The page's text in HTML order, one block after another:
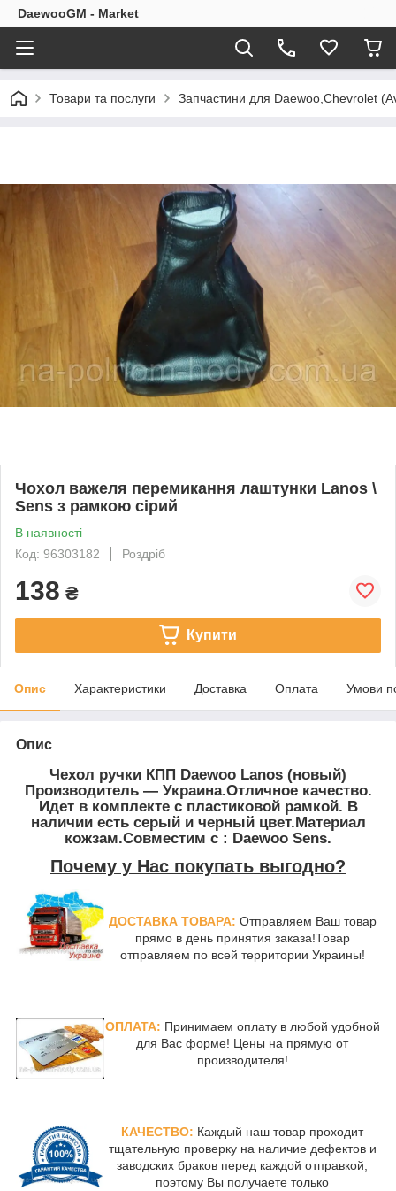
DaewooGM - Market
Товари та послуги Запчастини для Daewoo,Chevrolet
Чохол важеля перемикання лаштунки Lanos \
Sens з рамкою сірий
В наявності
Код: 96303182
Роздріб
138 ₴
Купити
Опис Характеристики Доставка Оплата Умови
Опис
Чехол ручки КПП Daewoo Lanos (новый)
Производитель ― Украина.Отличное качество.
Идет в комплекте с пластиковой рамкой. В
наличии есть серый и черный цвет.Материал
кожзам.Совместим с : Daewoo Sens.
Почему у Нас покупать выгодно?
ДОСТАВКА ТОВАРА: Отправляем Ваш товар
прямо в день принятия заказа!Товар
отправляем по всей территории Украины!
ОПЛАТА: Принимаем оплату в любой удобной
для Вас форме! Цены на прямую от
производителя!
КАЧЕСТВО: Каждый наш товар проходит
тщательную проверку на наличие дефектов и
заводских браков перед каждой отправкой,
поэтому Вы получаете только